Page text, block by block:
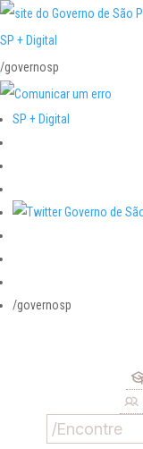
SP + Digital
/governosp
SP + Digital
/governosp